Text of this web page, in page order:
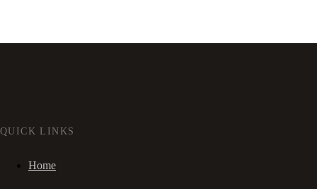
QUICK LINKS
Home